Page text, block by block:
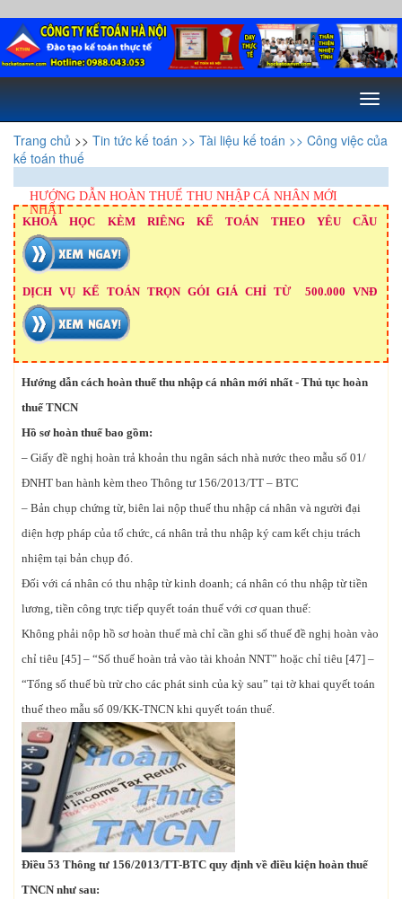
Toggle
Trang chủ >> Tin tức kế toán >> Tài liệu kế toán >> Công việc của
kế toán thuế
HƯỚNG DẪN HOÀN THUẾ THU NHẬP CÁ NHÂN MỚI
NHẤT
KHOÁ HỌC KÈM RIÊNG KẾ TOÁN THEO YÊU CẦU
DỊCH VỤ KẾ TOÁN TRỌN GÓI GIÁ CHỈ TỪ 500.000 VNĐ
Hướng dẫn cách hoàn thuế thu nhập cá nhân mới nhất - Thủ tục hoàn
thuế TNCN
Hồ sơ hoàn thuế bao gồm:
– Giấy đề nghị hoàn trả khoản thu ngân sách nhà nước theo mẫu số 01/
ĐNHT ban hành kèm theo Thông tư 156/2013/TT – BTC
– Bản chụp chứng từ, biên lai nộp thuế thu nhập cá nhân và người đại
diện hợp pháp của tổ chức, cá nhân trả thu nhập ký cam kết chịu trách
nhiệm tại bản chụp đó.
Đối với cá nhân có thu nhập từ kinh doanh; cá nhân có thu nhập từ tiền
lương, tiền công trực tiếp quyết toán thuế với cơ quan thuế:
Không phải nộp hồ sơ hoàn thuế mà chỉ cần ghi số thuế đề nghị hoàn vào
chỉ tiêu [45] – “Số thuế hoàn trả vào tài khoản NNT” hoặc chỉ tiêu [47] –
“Tổng số thuế bù trừ cho các phát sinh của kỳ sau” tại tờ khai quyết toán
thuế theo mẫu số 09/KK-TNCN khi quyết toán thuế.
Điều 53 Thông tư 156/2013/TT-BTC quy định về điều kiện hoàn thuế
TNCN như sau: